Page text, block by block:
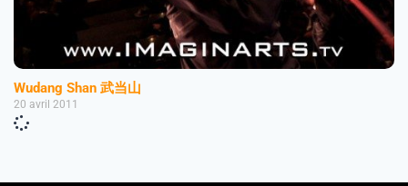
Wudang Shan 武当山
20 avril 2011